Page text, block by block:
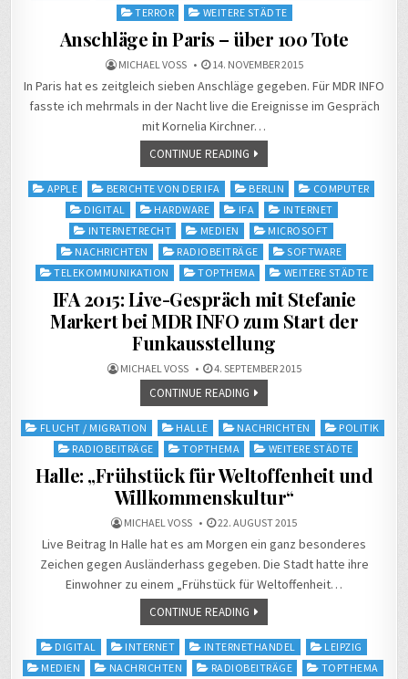
TERROR
WEITERE STÄDTE
Anschläge in Paris – über 100 Tote
MICHAEL VOSS 14. NOVEMBER 2015
In Paris hat es zeitgleich sieben Anschläge gegeben. Für MDR INFO
fasste ich mehrmals in der Nacht live die Ereignisse im Gespräch
mit Kornelia Kirchner…
CONTINUE READING
Posted
APPLE BERICHTE VON DER IFA BERLIN
COMPUTER
DIGITAL
HARDWARE IFA
INTERNET
INTERNETRECHT
MEDIEN
MICROSOFT
NACHRICHTEN
RADIOBEITRÄGE
SOFTWARE
TELEKOMMUNIKATION
TOPTHEMA WEITERE STÄDTE
IFA 2015: Live-Gespräch mit Stefanie
Markert bei MDR INFO zum Start der
Funkausstellung
MICHAEL VOSS 4. SEPTEMBER 2015
CONTINUE READING
Posted
FLUCHT / MIGRATION HALLE NACHRICHTEN
POLITIK
RADIOBEITRÄGE
TOPTHEMA WEITERE STÄDTE
Halle: „Frühstück für Weltoffenheit und
Willkommenskultur“
MICHAEL VOSS 22. AUGUST 2015
Live Beitrag In Halle hat es am Morgen ein ganz besonderes
Zeichen gegen Ausländerhass gegeben. Die Stadt hatte ihre
Einwohner zu einem „Frühstück für Weltoffenheit…
CONTINUE READING
Posted
in
DIGITAL INTERNET INTERNETHANDEL
LEIPZIG
MEDIEN
NACHRICHTEN RADIOBEITRÄGE
TOPTHEMA